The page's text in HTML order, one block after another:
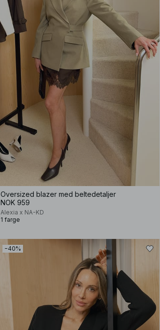
Oversized blazer med beltedetaljer
NOK 959
Alexia x NA-KD
1 farge
−40%